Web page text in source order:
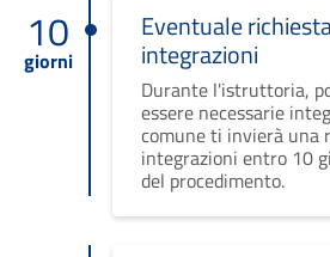
10
giorni
Eventuale
integrazioni
Durante l'istruttoria,
essere necessarie
comune ti invierà una
integrazioni entro 10
del procedimento.